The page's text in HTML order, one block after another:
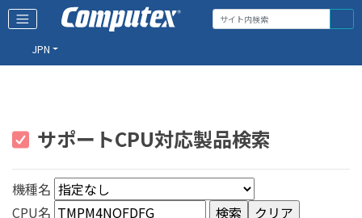
JPN
サポートCPU対応製品検索
機種名
CPU名